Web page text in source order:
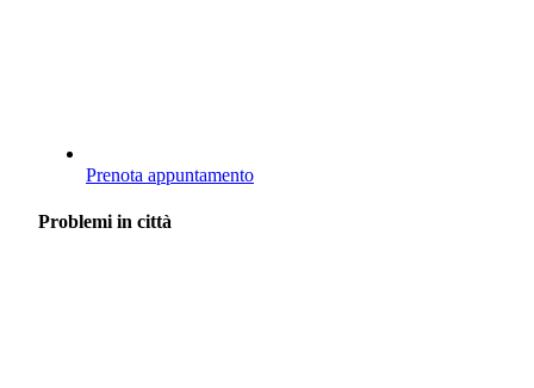
Prenota appuntamento
Problemi in città